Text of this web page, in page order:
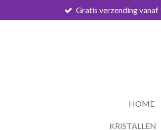
direct
Gratis verzending vanaf
HOME
KRISTALLEN